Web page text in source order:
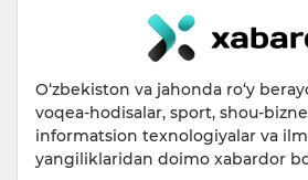
O‘zbekiston va jahonda ro‘y
voqea-hodisalar, sport, shou-
informatsion texnologiyalar va
yangiliklaridan doimo xabardor